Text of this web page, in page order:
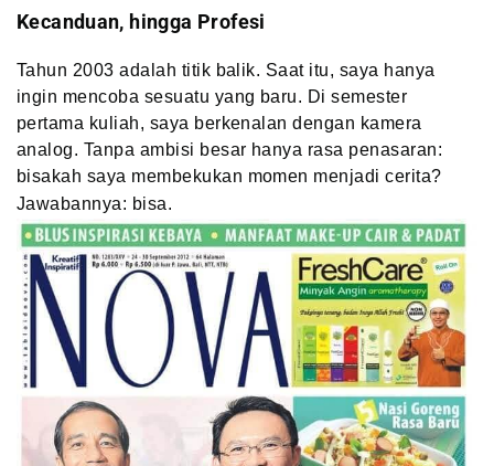
Kecanduan, hingga Profesi
Tahun 2003 adalah titik balik. Saat itu, saya hanya
ingin mencoba sesuatu yang baru. Di semester
pertama kuliah, saya berkenalan dengan kamera
analog. Tanpa ambisi besar hanya rasa penasaran:
bisakah saya membekukan momen menjadi cerita?
Jawabannya: bisa.